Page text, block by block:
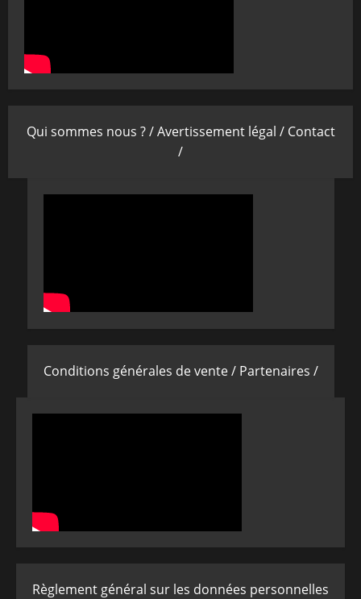
Qui sommes nous ? /Avertissement légal / Contact
/
Conditions générales de vente / Partenaires /
Règlement général sur les données personnelles